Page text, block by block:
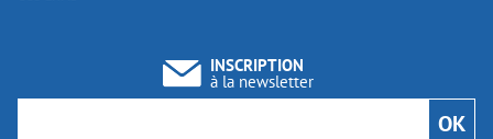
INSCRIPTION
à la newsletter